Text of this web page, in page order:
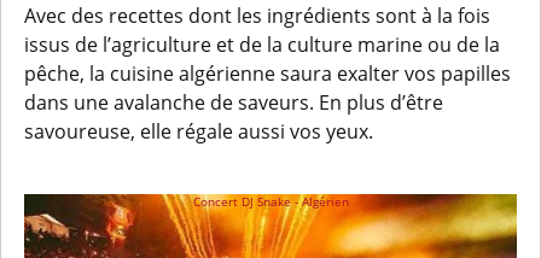
Avec des recettes dont les ingrédients sont à la fois
issus de l’agriculture et de la culture marine ou de la
pêche, la cuisine algérienne saura exalter vos papilles
dans une avalanche de saveurs. En plus d’être
savoureuse, elle régale aussi vos yeux.
Concert DJ Snake - Algérien